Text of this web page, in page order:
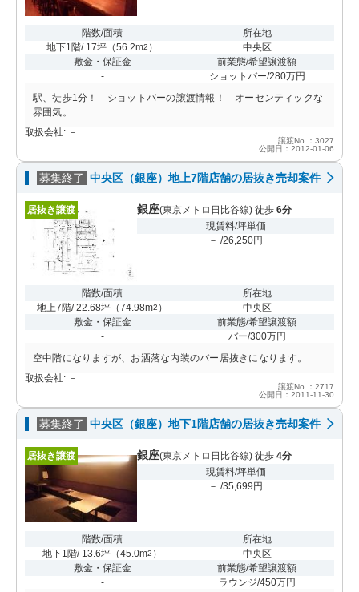
階数/面積
地下1階/ 17坪 （56.2m2 ）
所在地
中央区
敷金・保証金
-
前業態/希望譲渡額
ショットバー/280万円
駅、徒歩1分！ ショットバーの譲渡情報！ オーセンティックな
雰囲気。
取扱会社: －
譲渡No.：3027
公開日：2012-01-06
募集終了 中央区（銀座）地上7階店舗の居抜き売却案件
居抜き譲渡 銀座(東京メトロ日比谷線) 徒歩 6分
現賃料/坪単価
－ /26,250円
階数/面積
地上7階/ 22.68坪 （74.98m2 ）
所在地
中央区
敷金・保証金
-
前業態/希望譲渡額
バー/300万円
空中階になりますが、お洒落な内装のバー居抜きになります。
取扱会社: －
譲渡No.：2717
公開日：2011-11-30
募集終了 中央区（銀座）地下1階店舗の居抜き売却案件
居抜き譲渡 銀座(東京メトロ日比谷線) 徒歩 4分
現賃料/坪単価
－ /35,699円
階数/面積
地下1階/ 13.6坪 （45.0m2 ）
所在地
中央区
敷金・保証金
-
前業態/希望譲渡額
ラウンジ/450万円